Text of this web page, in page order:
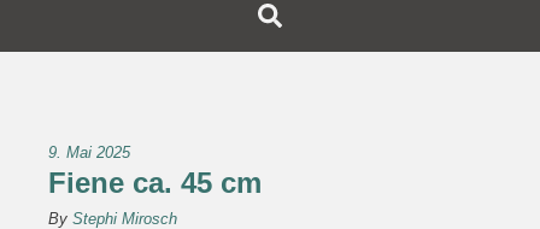
9. Mai 2025
Fiene ca. 45 cm
By Stephi Mirosch